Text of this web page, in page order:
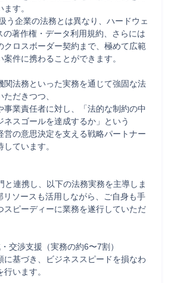
す。
の著作権・データ利用規約、さらには
クロスボーダー契約まで、極めて広範
件に携わることができます。
関法務といった実務を通じて強固な法
だきつつ、
事業責任者に対し、「法的な制約の中
ネスゴールを達成するか」という
営の意思決定を支える戦略パートナー
ています。
と連携し、以下の法務実務を主導しま
リソースも活用しながら、ご自身も手
スピーディーに業務を遂行していただ
交渉支援（実務の約6〜7割）
に基づき、ビジネススピードを損なわ
います。